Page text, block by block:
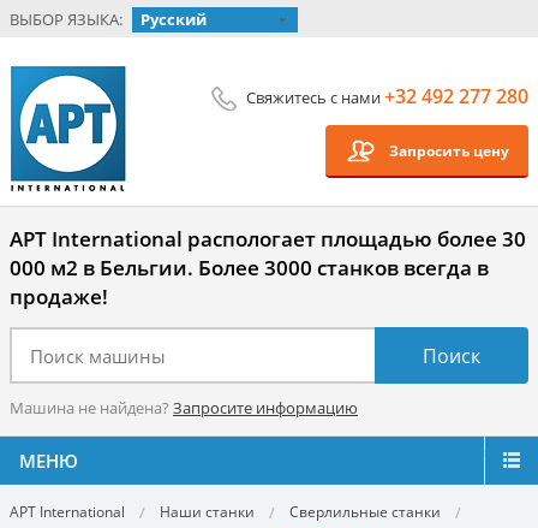
ВЫБОР ЯЗЫКА: Русский
Свяжитесь с нами+32 492 277 280
Запросить цену
APT International распологает площадью более 30
000 м2 в Бельгии. Более 3000 станков всегда в
продаже!
Машина не найдена? Запросите информацию
МЕНЮ
APT International Наши станки
Сверлильные станки